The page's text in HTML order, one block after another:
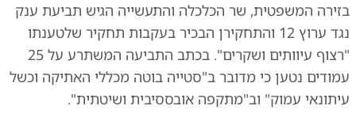
בזירה המשפטית, שר הכלכלה והתעשייה הגיש תביעת ענק
נגד ערוץ 12 והתחקירן הבכיר בעקבות תחקיר שלטענתו
"רצוף עיוותים ושקרים". בכתב התביעה המשתרע על 25
עמודים נטען כי מדובר ב"סטייה בוטה מכללי האתיקה וכשל
עיתונאי עמוק" וב"מתקפה אובססיבית ושיטתית".